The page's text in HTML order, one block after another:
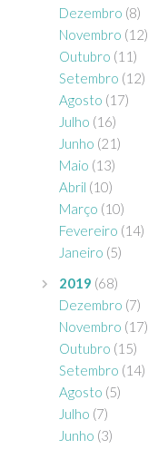
Dezembro (8)
Novembro (12)
Outubro (11)
Setembro (12)
Agosto (17)
Julho (16)
Junho (21)
Maio (13)
Abril (10)
Março (10)
Fevereiro (14)
Janeiro (5)
2019 (68)
Dezembro (7)
Novembro (17)
Outubro (15)
Setembro (14)
Agosto (5)
Julho (7)
Junho (3)